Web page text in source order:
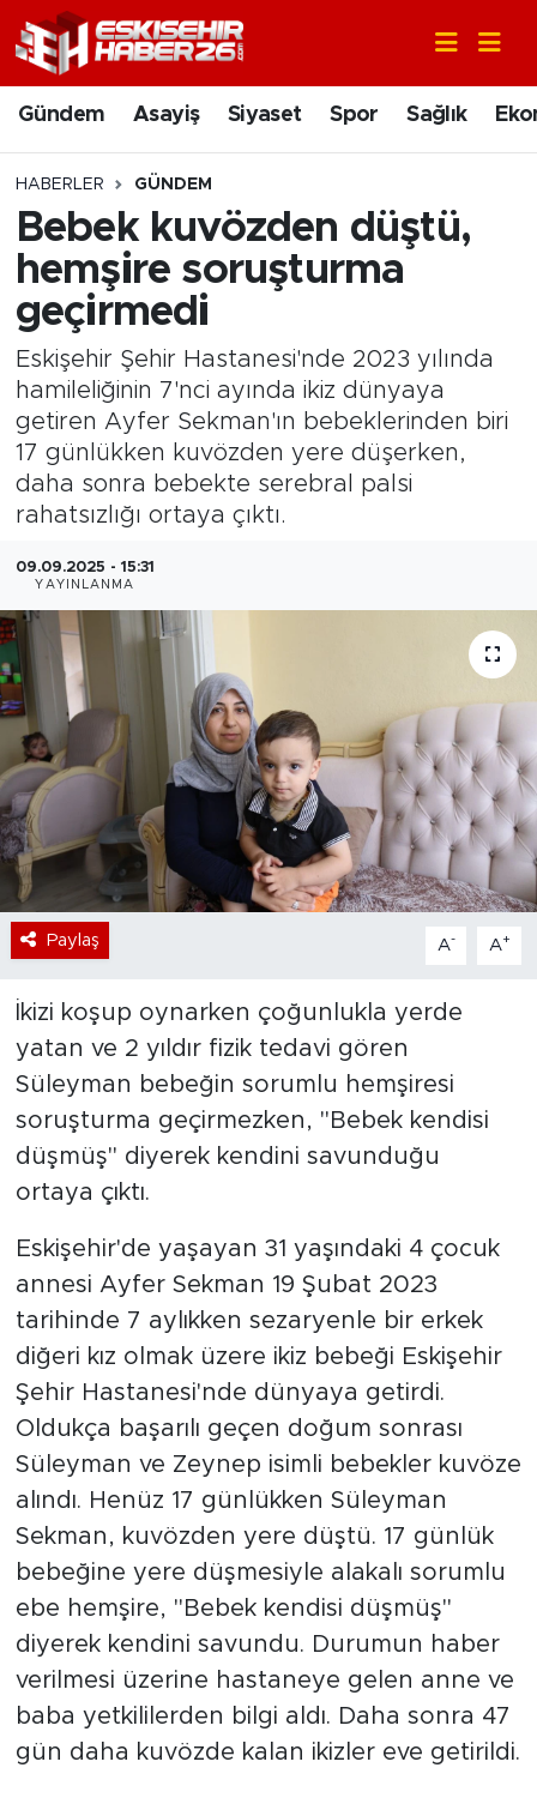
Gündem Asayiş Siyaset Spor Sağlık
HABERLER GÜNDEM
Bebek kuvözden düştü,
hemşire soruşturma
geçirmedi
Eskişehir Şehir Hastanesi'nde 2023 yılında
hamileliğinin 7'nci ayında ikiz dünyaya
getiren Ayfer Sekman'ın bebeklerinden biri
17 günlükken kuvözden yere düşerken,
daha sonra bebekte serebral palsi
rahatsızlığı ortaya çıktı.
09.09.2025 - 15:31
YAYINLANMA
Paylaş A- A+
İkizi koşup oynarken çoğunlukla yerde
yatan ve 2 yıldır fizik tedavi gören
Süleyman bebeğin sorumlu hemşiresi
soruşturma geçirmezken, "Bebek kendisi
düşmüş" diyerek kendini savunduğu
ortaya çıktı.
Eskişehir'de yaşayan 31 yaşındaki 4 çocuk
annesi Ayfer Sekman 19 Şubat 2023
tarihinde 7 aylıkken sezaryenle bir erkek
diğeri kız olmak üzere ikiz bebeği Eskişehir
Şehir Hastanesi'nde dünyaya getirdi.
Oldukça başarılı geçen doğum sonrası
Süleyman ve Zeynep isimli bebekler kuvöze
alındı. Henüz 17 günlükken Süleyman
Sekman, kuvözden yere düştü. 17 günlük
bebeğine yere düşmesiyle alakalı sorumlu
ebe hemşire, "Bebek kendisi düşmüş"
diyerek kendini savundu. Durumun haber
verilmesi üzerine hastaneye gelen anne ve
baba yetkililerden bilgi aldı. Daha sonra 47
gün daha kuvözde kalan ikizler eve getirildi.
Gündem
Asayiş
Siyaset
Spor
Sağlık
Ekonomi
Eğitim
Sanat
Bölge
Teknoloji
Magazin
Dünya
Sektör
Nöbetçi Eczaneler
Hava Durumu
Trafik Durumu
Süper Lig Puan Durumu ve Fikstür
Tüm Manşetler
Son Dakika Haberleri
Haber Arşivi